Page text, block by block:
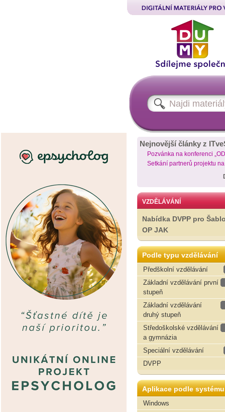
Nejnovější články z
Pozvánka na konferenci
Setkání partnerů projektu
VZDĚLÁVÁNÍ
Nabídka DVPP pro
OP JAK
Podle typu vzdělávání
Předškolní vzdělávání
Základní vzdělávání první
stupeň
Základní vzdělávání
druhý stupeň
Středoškolské vzdělávání
a gymnázia
Speciální vzdělávání
DVPP
Aplikace podle systému
Windows